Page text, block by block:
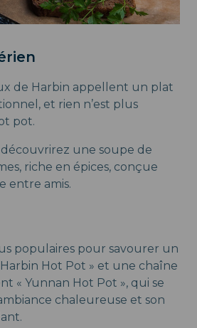
de Harbin appellent un plat
et rien n’est plus
pot.
découvrirez une soupe de
riche en épices, conçue
entre amis.
populaires pour savourer un
Hot Pot » et une chaîne
« Yunnan Hot Pot », qui se
chaleureuse et son